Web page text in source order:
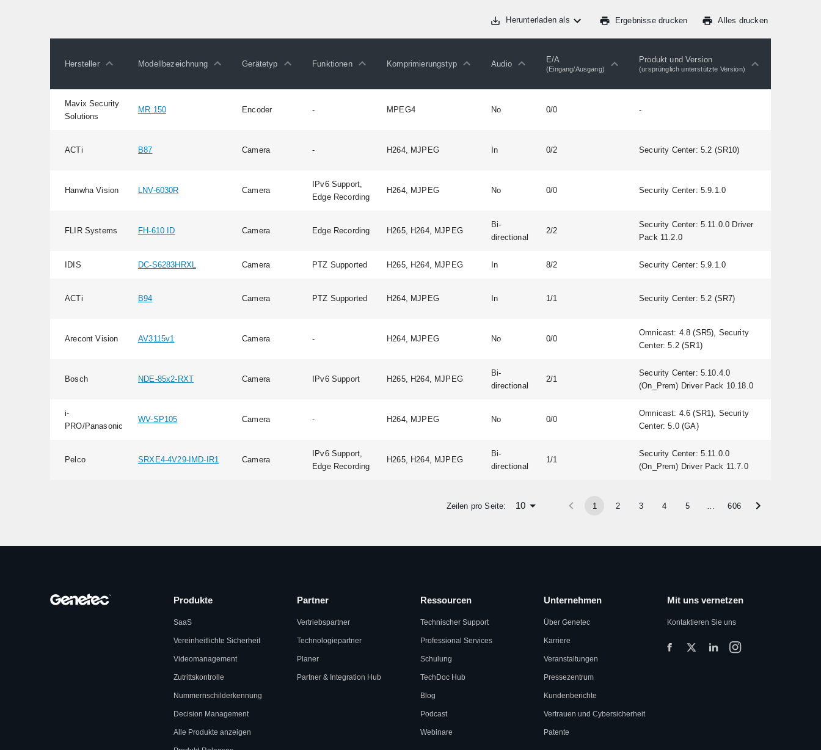
Herunterladen als Ergebnisse drucken Alles drucken
Hersteller Modellbezeichnung Gerätetyp Funktionen Komprimierungstyp Audio E/A
(Eingang/Ausgang)
Produkt und Version
(ursprünglich unterstützte Version)
Mavix Security
Solutions
MR 150 Encoder - MPEG4 No 0/0 -
ACTi B87 Camera - H264, MJPEG In 0/2 Security Center: 5.2 (SR10)
Hanwha Vision LNV-6030R Camera
IPv6 Support,
Edge Recording
H264, MJPEG No 0/0 Security Center: 5.9.1.0
FLIR Systems FH-610 ID Camera Edge Recording H265, H264, MJPEG
Bi-
directional
2/2
Security Center: 5.11.0.0 Driver
Pack 11.2.0
IDIS DC-S6283HRXL Camera PTZ Supported H265, H264, MJPEG In 8/2 Security Center: 5.9.1.0
ACTi B94 Camera PTZ Supported H264, MJPEG In 1/1 Security Center: 5.2 (SR7)
Arecont Vision AV3115v1 Camera - H264, MJPEG No 0/0
Omnicast: 4.8 (SR5), Security
Center: 5.2 (SR1)
Bosch NDE-85x2-RXT Camera IPv6 Support H265, H264, MJPEG
Bi-
directional
2/1
Security Center: 5.10.4.0
(On_Prem) Driver Pack 10.18.0
i-
PRO/Panasonic
WV-SP105 Camera - H264, MJPEG No 0/0
Omnicast: 4.6 (SR1), Security
Center: 5.0 (GA)
Pelco SRXE4-4V29-IMD-IR1 Camera
IPv6 Support,
Edge Recording
H265, H264, MJPEG
Bi-
directional
1/1
Security Center: 5.11.0.0
(On_Prem) Driver Pack 11.7.0
Zeilen pro Seite: 10 1 2 3 4 5 606
Produkte
SaaS
Vereinheitlichte Sicherheit
Videomanagement
Zutrittskontrolle
Nummernschilderkennung
Decision Management
Alle Produkte anzeigen
Partner
Vertriebspartner
Technologiepartner
Planer
Partner & Integration Hub
Ressourcen
Technischer Support
Professional Services
Schulung
TechDoc Hub
Blog
Podcast
Webinare
Unternehmen
Über Genetec
Karriere
Veranstaltungen
Pressezentrum
Kundenberichte
Vertrauen und Cybersicherheit
Patente
Mit uns vernetzen
Kontaktieren Sie uns